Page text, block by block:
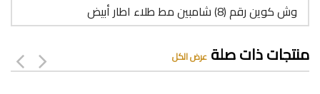
وش كوين رقم (8) شامبين مط طلاء اطار أبيض
منتجات ذات صلة عرض الكل